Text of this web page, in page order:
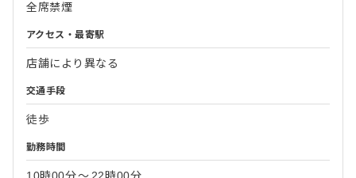
全席禁煙
アクセス・最寄駅
店舗により異なる
交通手段
徒歩
勤務時間